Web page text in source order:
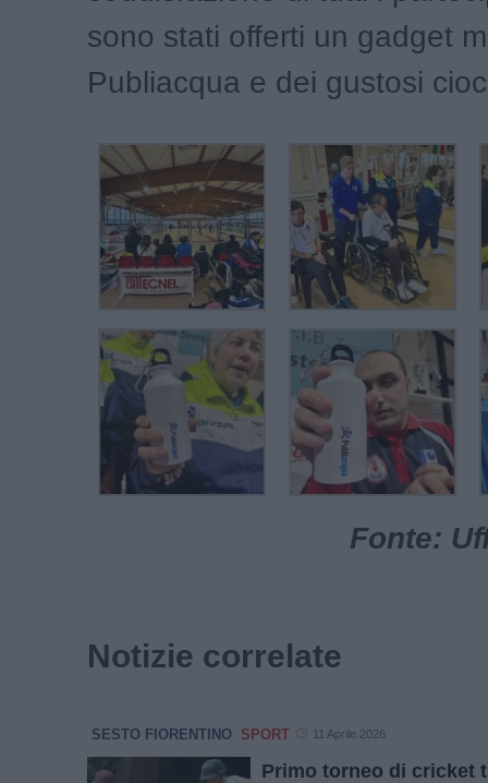
sono stati offerti un gadget
Publiacqua e dei gustosi
Fonte:
Notizie correlate
SESTO FIORENTINO SPORT 11 Aprile 2026
Primo torneo di cricket